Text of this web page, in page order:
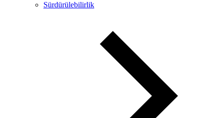
Sürdürülebilirlik